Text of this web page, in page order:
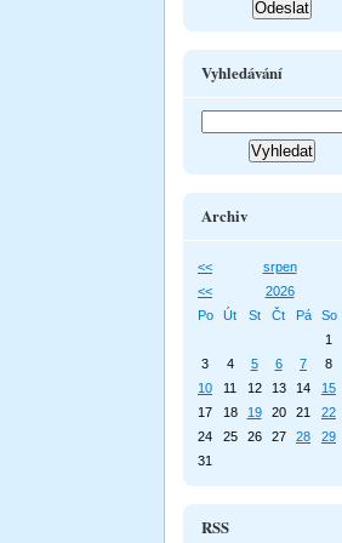
Vyhledávání
Archiv
<< srpen
<<
2026
Po
Út St Čt Pá So
1
3
4 5 6 7 8
10
11 12 13 14 15
17
18 19 20 21 22
24
25 26 27 28 29
31
RSS